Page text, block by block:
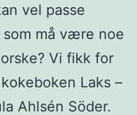
vel passe
som må være noe
Vi fikk for
Laks –
Ahlsén Söder.